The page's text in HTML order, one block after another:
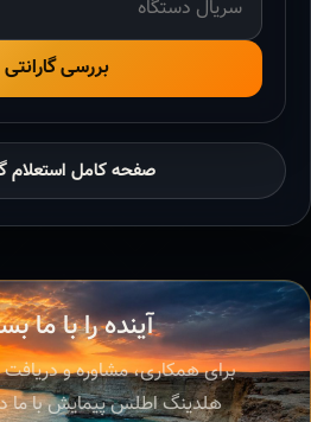
بررسی گارانتی
صفحه کامل استعلام
آینده را با ما
برای همکاری، مشاوره و
هلدینگ اطلس پیمایش با ما